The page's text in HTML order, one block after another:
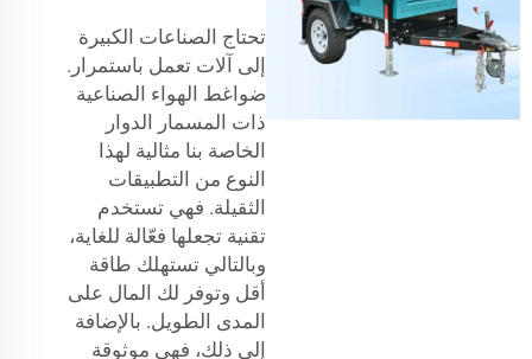
تحتاج الصناعات الكبيرة
إلى آلات تعمل باستمرار.
ضواغط الهواء الصناعية
ذات المسمار الدوار
الخاصة بنا مثالية لهذا
النوع من التطبيقات
الثقيلة. فهي تستخدم
تقنية تجعلها فعّالة للغاية،
وبالتالي تستهلك طاقة
أقل وتوفر لك المال على
المدى الطويل. بالإضافة
إلى ذلك، فهي موثوقة